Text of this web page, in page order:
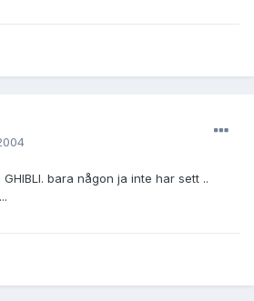
bara någon ja inte har sett ..